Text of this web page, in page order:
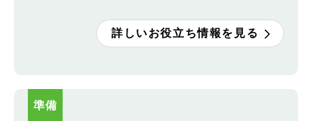
詳しいお役立ち情報を見る
準備